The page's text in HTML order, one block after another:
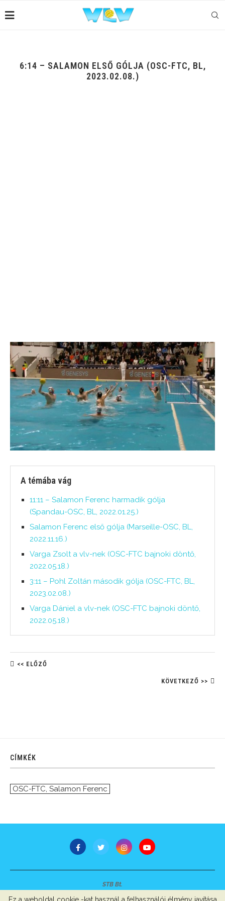
6:14 – SALAMON ELSŐ GÓLJA (OSC-FTC, BL,
2023.02.08.)
A témába vág
11:11 – Salamon Ferenc harmadik gólja
(Spandau-OSC, BL, 2022.01.25.)
Salamon Ferenc első gólja (Marseille-OSC, BL,
2022.11.16.)
Varga Zsolt a vlv-nek (OSC-FTC bajnoki döntő,
2022.05.18.)
3:11 – Pohl Zoltán második gólja (OSC-FTC, BL,
2023.02.08.)
Varga Dániel a vlv-nek (OSC-FTC bajnoki döntő,
2022.05.18.)
<< ELŐZŐ
KÖVETKEZŐ >>
CÍMKÉK
OSC-FTC Salamon Ferenc
STB Bt.
Minden jog fenntartva © 2007-2022